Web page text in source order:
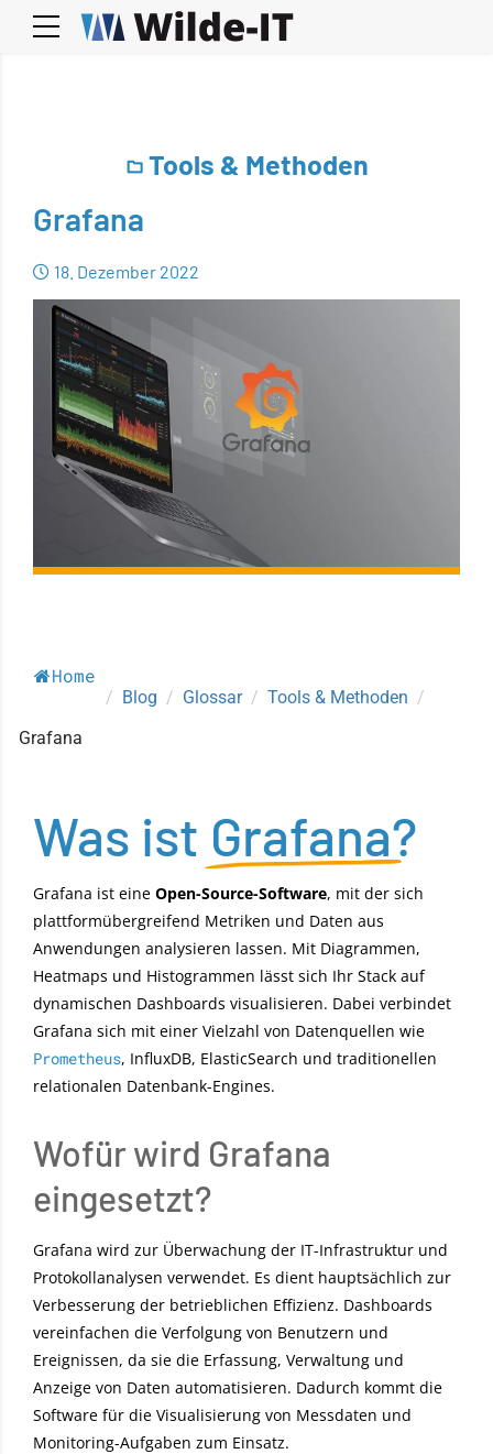
Tools & Methoden
Grafana
18. Dezember 2022
Home
/ Blog / Glossar / Tools & Methoden /
Grafana
Was ist Grafana?
Grafana ist eine Open-Source-Software, mit der sich
plattformübergreifend Metriken und Daten aus
Anwendungen analysieren lassen. Mit Diagrammen,
Heatmaps und Histogrammen lässt sich Ihr Stack auf
dynamischen Dashboards visualisieren. Dabei verbindet
Grafana sich mit einer Vielzahl von Datenquellen wie
Prometheus, InfluxDB, ElasticSearch und traditionellen
relationalen Datenbank-Engines.
Wofür wird Grafana
eingesetzt?
Grafana wird zur Überwachung der IT-Infrastruktur und
Protokollanalysen verwendet. Es dient hauptsächlich zur
Verbesserung der betrieblichen Effizienz. Dashboards
vereinfachen die Verfolgung von Benutzern und
Ereignissen, da sie die Erfassung, Verwaltung und
Anzeige von Daten automatisieren. Dadurch kommt die
Software für die Visualisierung von Messdaten und
Monitoring-Aufgaben zum Einsatz.